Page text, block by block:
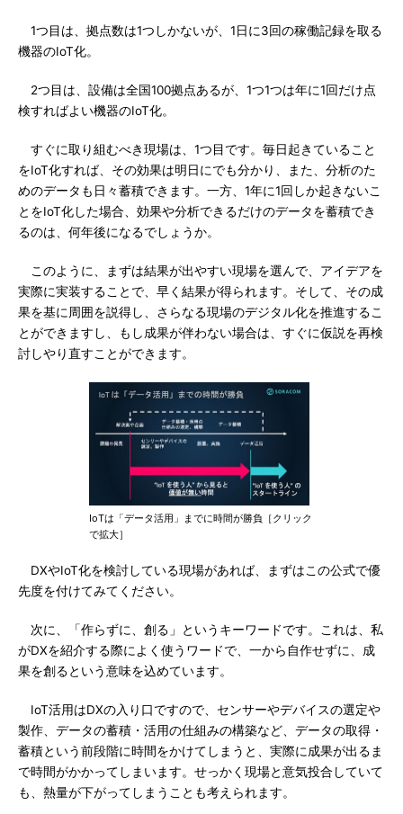
1つ目は、拠点数は1つしかないが、1日に3回の稼働記録を取る
機器のIoT化。
2つ目は、設備は全国100拠点あるが、1つ1つは年に1回だけ点
検すればよい機器のIoT化。
すぐに取り組むべき現場は、1つ目です。毎日起きていること
をIoT化すれば、その効果は明日にでも分かり、また、分析のた
めのデータも日々蓄積できます。一方、1年に1回しか起きないこ
とをIoT化した場合、効果や分析できるだけのデータを蓄積でき
るのは、何年後になるでしょうか。
このように、まずは結果が出やすい現場を選んで、アイデアを
実際に実装することで、早く結果が得られます。そして、その成
果を基に周囲を説得し、さらなる現場のデジタル化を推進するこ
とができますし、もし成果が伴わない場合は、すぐに仮説を再検
討しやり直すことができます。
IoTは「データ活用」までに時間が勝負［クリック
で拡大］
DXやIoT化を検討している現場があれば、まずはこの公式で優
先度を付けてみてください。
次に、「作らずに、創る」というキーワードです。これは、私
がDXを紹介する際によく使うワードで、一から自作せずに、成
果を創るという意味を込めています。
IoT活用はDXの入り口ですので、センサーやデバイスの選定や
製作、データの蓄積・活用の仕組みの構築など、データの取得・
蓄積という前段階に時間をかけてしまうと、実際に成果が出るま
で時間がかかってしまいます。せっかく現場と意気投合していて
も、熱量が下がってしまうことも考えられます。